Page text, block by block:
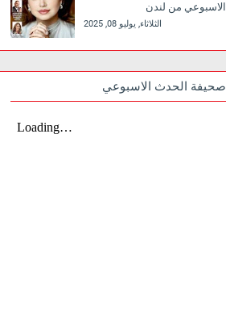
الاسبوعي من لندن
الثلاثاء, يوليو 08, 2025
صحيفة الحدث الاسبوعي